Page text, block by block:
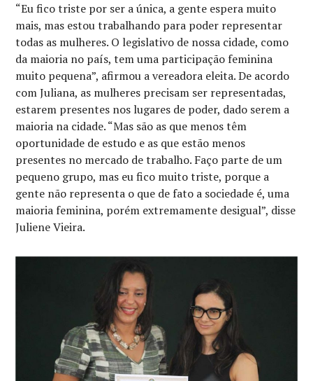
“Eu fico triste por ser a única, a gente espera muito
mais, mas estou trabalhando para poder representar
todas as mulheres. O legislativo de nossa cidade, como
da maioria no país, tem uma participação feminina
muito pequena”, afirmou a vereadora eleita. De acordo
com Juliana, as mulheres precisam ser representadas,
estarem presentes nos lugares de poder, dado serem a
maioria na cidade. “Mas são as que menos têm
oportunidade de estudo e as que estão menos
presentes no mercado de trabalho. Faço parte de um
pequeno grupo, mas eu fico muito triste, porque a
gente não representa o que de fato a sociedade é, uma
maioria feminina, porém extremamente desigual”, disse
Juliene Vieira.